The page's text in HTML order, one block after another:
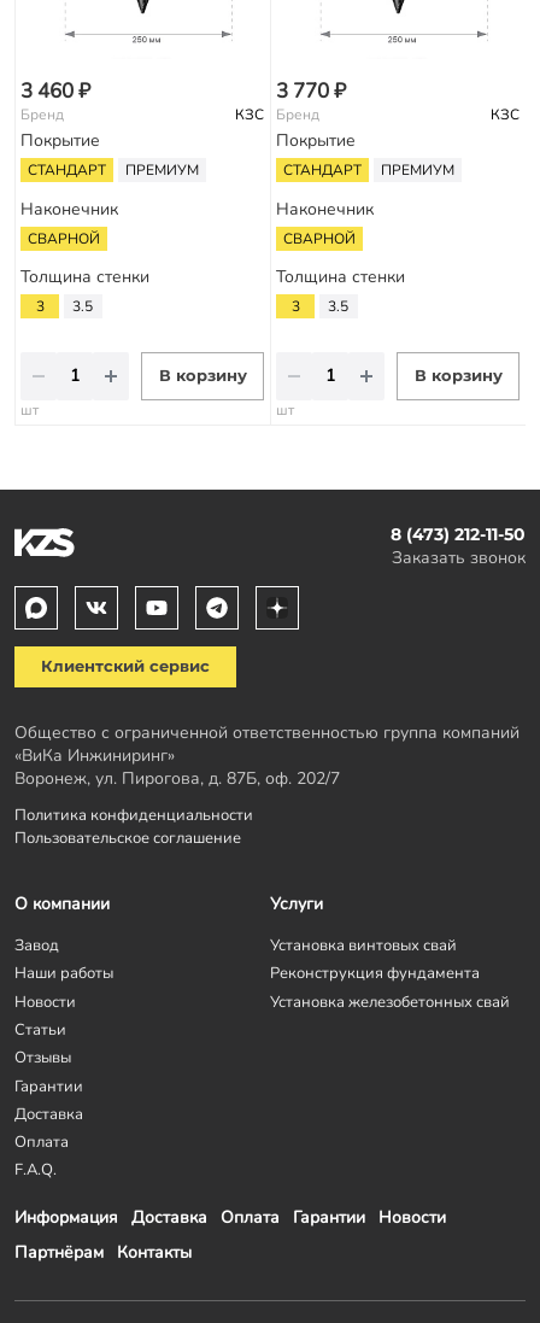
3 460 ₽
Бренд КЗС
Покрытие
СТАНДАРТ ПРЕМИУМ
Наконечник
СВАРНОЙ
Толщина стенки
3 3.5
В корзину
шт
3 770 ₽
Бренд КЗС
Покрытие
СТАНДАРТ ПРЕМИУМ
Наконечник
СВАРНОЙ
Толщина стенки
3 3.5
В корзину
шт
8 (473) 212-11-50
Заказать звонок
Клиентский сервис
Общество с ограниченной ответственностью группа компаний
«ВиКа Инжиниринг»
Воронеж, ул. Пирогова, д. 87Б, оф. 202/7
Политика конфиденциальности
Пользовательское соглашение
Информация Доставка Оплата Гарантии
Новости
Партнёрам
Контакты
О компании
Завод
Наши работы
Новости
Статьи
Отзывы
Гарантии
Доставка
Оплата
F.A.Q.
Услуги
Установка винтовых свай
Реконструкция фундамента
Установка железобетонных свай